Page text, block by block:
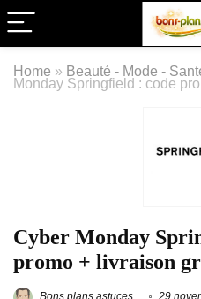
Home » Beauté - Mode -
Monday Springfield : code
Cyber Monday
promo + livraison